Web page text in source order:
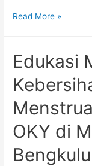
KONSELING
LPKA
II
BENGKULU
Read More »
Edukasi
OKY di
Bengkulu